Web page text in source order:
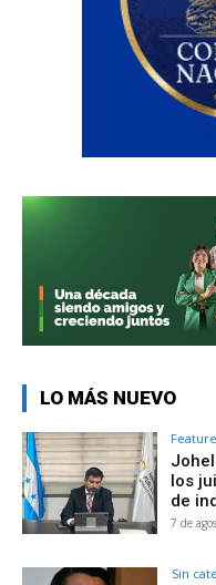
LO MÁS NUEVO
los
de
7 de
Sin